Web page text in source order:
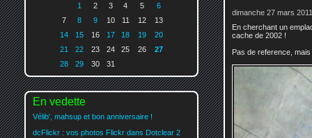
dimanche 27 mars
En cherchant un
cache de 2002 !
Pas de reference,
1
2 3 4 5
6
7
8 9 10 11 12
13
14
15 16 17 18 19
20
21
22 23 24 25 26
27
28
29 30 31
En vedette
Vélib', mahsup et bon anniversaire !
dcFlickr : vos photos Flickr dans Dotclear 2